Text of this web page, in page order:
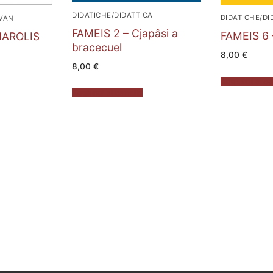
DIDATICHE/DIDATTICA
FAMEIS 2 – Cjapâsi a
bracecuel
8,00€
DIDATICHE/
FAMEIS
8,00 €